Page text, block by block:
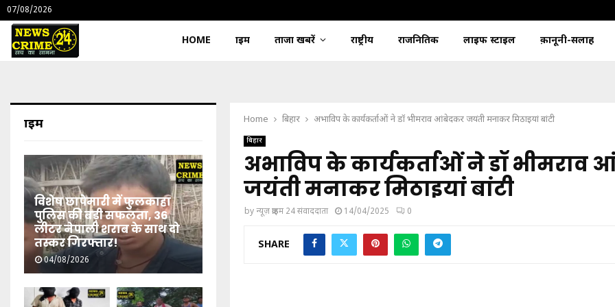
07/08/2026
HOME क्राइम ताजा खबरें राष्ट्रीय राजनितिक लाइफ स्टाइल क़ानूनी-सलाह
Home बिहार अभाविप के कार्यकर्ताओं ने डॉ भीमराव आंबेदकर जयंती मनाकर मिठाइयां बांटी
बिहार
अभाविप के कार्यकर्ताओं ने डॉ भीमराव
जयंती मनाकर मिठाइयां बांटी
byन्यूज़ क्राइम 24 संवाददाता 14/04/2025 0
SHARE
क्राइम
विशेष छापेमारी में फुलकाहा
पुलिस की बड़ी सफलता, 36
लीटर नेपाली शराब के साथ दो
तस्कर गिरफ्तार!
04/08/2026